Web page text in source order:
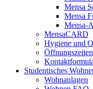
Mensa
Mensa
Mensa-
MensaCARD
Hygiene und
Studentisches
Wohnanlagen